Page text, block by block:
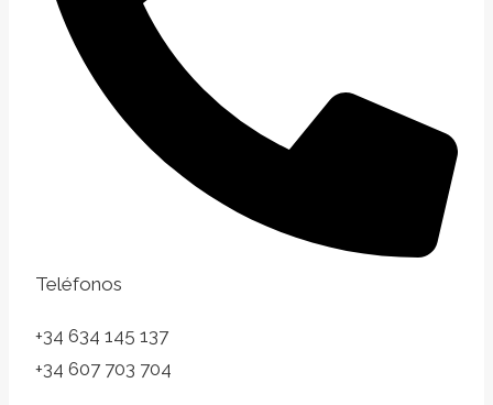
Teléfonos
+34 634 145 137
+34 607 703 704